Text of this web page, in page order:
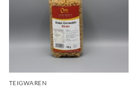
TEIGWAREN